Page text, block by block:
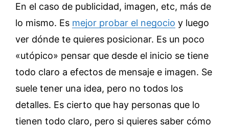
En el caso de publicidad, imagen, etc, más de
lo mismo. Es mejor probar el negocio y luego
ver dónde te quieres posicionar. Es un poco
«utópico» pensar que desde el inicio se tiene
todo claro a efectos de mensaje e imagen. Se
suele tener una idea, pero no todos los
detalles. Es cierto que hay personas que lo
tienen todo claro, pero si quieres saber cómo